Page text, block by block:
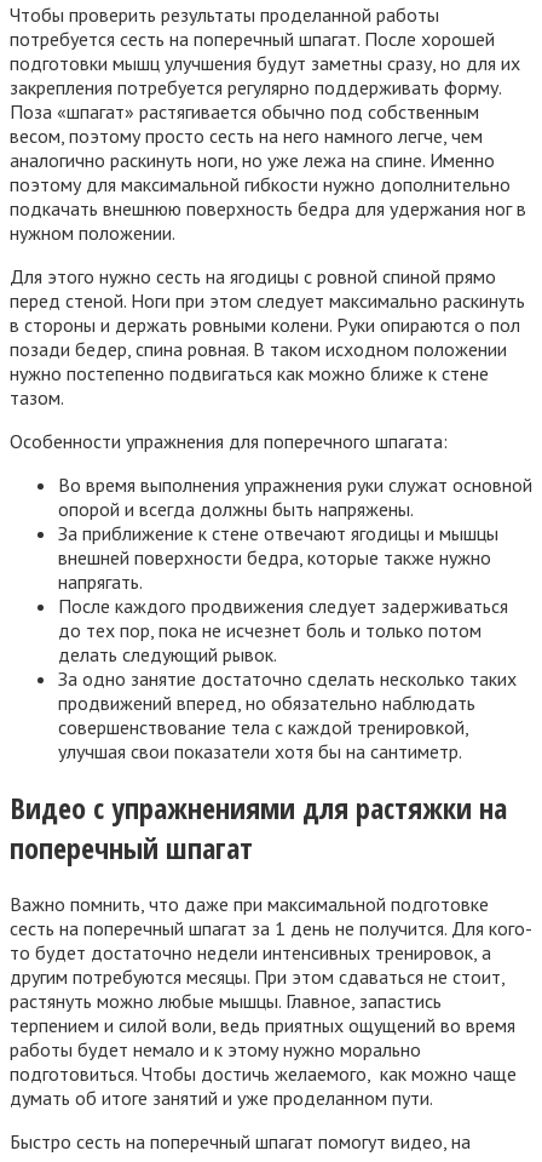
Чтобы проверить результаты проделанной работы
потребуется сесть на поперечный шпагат. После хорошей
подготовки мышц улучшения будут заметны сразу, но для их
закрепления потребуется регулярно поддерживать форму.
Поза «шпагат» растягивается обычно под собственным
весом, поэтому просто сесть на него намного легче, чем
аналогично раскинуть ноги, но уже лежа на спине. Именно
поэтому для максимальной гибкости нужно дополнительно
подкачать внешнюю поверхность бедра для удержания ног в
нужном положении.
Для этого нужно сесть на ягодицы с ровной спиной прямо
перед стеной. Ноги при этом следует максимально раскинуть
в стороны и держать ровными колени. Руки опираются о пол
позади бедер, спина ровная. В таком исходном положении
нужно постепенно подвигаться как можно ближе к стене
тазом.
Особенности упражнения для поперечного шпагата:
Во время выполнения упражнения руки служат основной
опорой и всегда должны быть напряжены.
За приближение к стене отвечают ягодицы и мышцы
внешней поверхности бедра, которые также нужно
напрягать.
После каждого продвижения следует задерживаться
до тех пор, пока не исчезнет боль и только потом
делать следующий рывок.
За одно занятие достаточно сделать несколько таких
продвижений вперед, но обязательно наблюдать
совершенствование тела с каждой тренировкой,
улучшая свои показатели хотя бы на сантиметр.
Видео с упражнениями для растяжки на
поперечный шпагат
Важно помнить, что даже при максимальной подготовке
сесть на поперечный шпагат за 1 день не получится. Для кого-
то будет достаточно недели интенсивных тренировок, а
другим потребуются месяцы. При этом сдаваться не стоит,
растянуть можно любые мышцы. Главное, запастись
терпением и силой воли, ведь приятных ощущений во время
работы будет немало и к этому нужно морально
подготовиться. Чтобы достичь желаемого, как можно чаще
думать об итоге занятий и уже проделанном пути.
Быстро сесть на поперечный шпагат помогут видео, на